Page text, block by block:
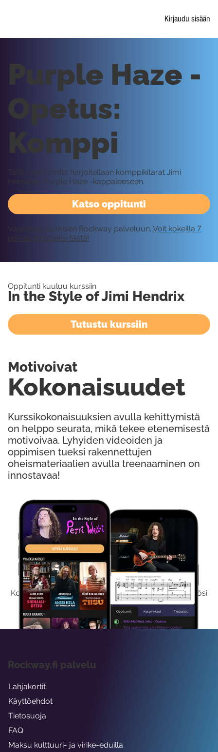
Kirjaudu sisään
Kokeile Ilmaiseksi
Kokeilemalla ilmaiseksi saat koko sisältömme käyttöösi
viikon ajaksi.
Katso oppitunti
Purple Haze -
Opetus:
Komppi
Tällä oppitunnilla harjoitellaan komppikitarat Jimi
Hendrixin Purple Haze -kappaleeseen.
Vaatii kirjautumisen Rockway palveluun. Voit kokeilla 7
päivää ilmaiseksi tästä!
Oppitunti kuuluu kurssiin
In the Style of Jimi Hendrix
Tutustu kurssiin
Kurssikokonaisuuksien avulla kehittymistä
on helppo seurata, mikä tekee etenemisestä
motivoivaa. Lyhyiden videoiden ja
oppimisen tueksi rakennettujen
oheismateriaalien avulla treenaaminen on
innostavaa!
Kokonaisuudet
Motivoivat
Rockway.fi palvelu
Lahjakortit
Käyttöehdot
Tietosuoja
FAQ
Maksu kulttuuri- ja virike-eduilla